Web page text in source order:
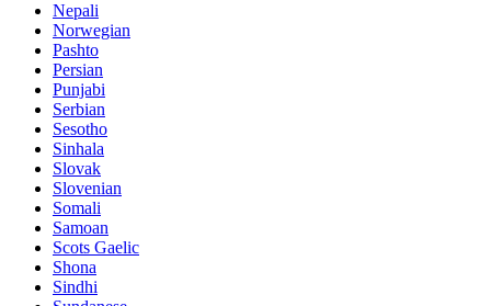
Nepali
Norwegian
Pashto
Persian
Punjabi
Serbian
Sesotho
Sinhala
Slovak
Slovenian
Somali
Samoan
Scots Gaelic
Shona
Sindhi